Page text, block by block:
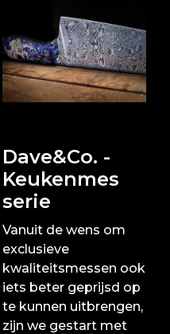
Dave&Co. -
Keukenmes
serie
Vanuit de wens om
exclusieve
kwaliteitsmessen ook
iets beter geprijsd op
te kunnen uitbrengen,
zijn we gestart met